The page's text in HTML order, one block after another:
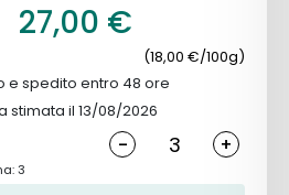
27,00 €
(18,00 €/100g)
e spedito entro 48 ore
stimata il 13/08/2026
- +
3